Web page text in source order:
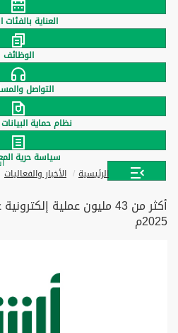
العناية بالفئات
الوظائف
التواصل
نظام حماية
سياسة حرية
الرئيسية
الأخبار والفعاليات
أكثر من 43 مليون عملية
2025م